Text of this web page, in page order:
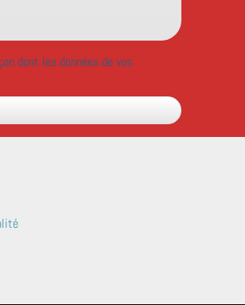
dont les données de vos